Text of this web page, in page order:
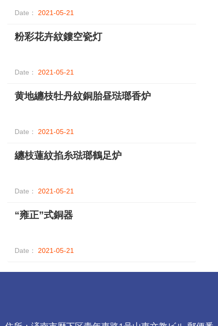
Date： 2021-05-21
粉彩花卉紋鏤空瓷灯
Date： 2021-05-21
黄地纏枝牡丹紋銅胎昼琺瑯香炉
Date： 2021-05-21
纏枝蓮紋掐糸琺瑯鶴足炉
Date： 2021-05-21
“雍正”式銅器
Date： 2021-05-21